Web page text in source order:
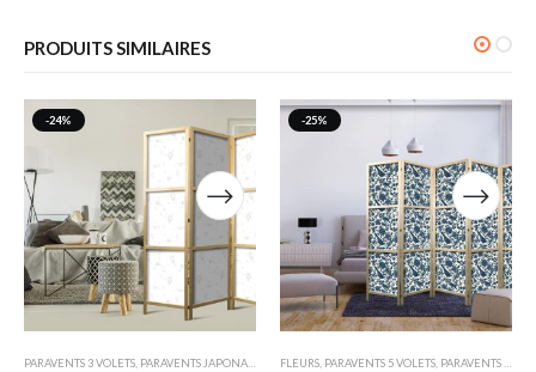
PRODUITS SIMILAIRES
-24%
PARAVENTS 3 VOLETS, PARAVENTS JAPONAIS POUR ENFANTS
-25%
FLEURS, PARAVENTS 5 VOLETS, PARAVENTS JAPONAIS